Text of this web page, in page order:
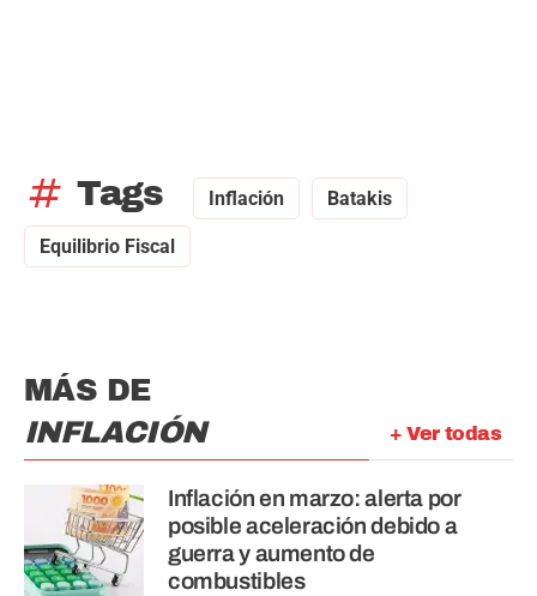
tag Tags Inflación Batakis
Equilibrio Fiscal
+ Ver todas
MÁS DE
INFLACIÓN
Inflación en marzo: alerta por
posible aceleración debido a
guerra y aumento de
combustibles